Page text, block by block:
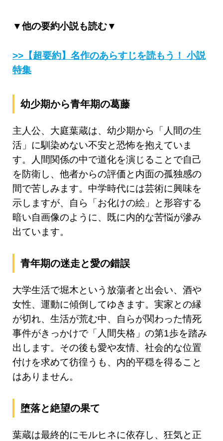
▼他の要約小説も読む▼
>>【超要約】名作のあらすじを読もう！ 小説
特集
幼少期から青年期の葛藤
主人公、大庭葉蔵は、幼少期から「人間の生
活」に馴染めない不安と恐怖を抱えていま
す。人間関係の中で道化を演じることで自己
を防衛し、他者からの評価と内面の孤独感の
間で苦しみます。中学時代には芸術に興味を
示しますが、自ら「お化けの絵」と形容する
暗い自画像のように、既に内的な苦悩が滲み
出ています。
青年期の迷走と愛の錯誤
大学生活で堀木という放蕩者と出会い、酒や
女性、運動に傾倒してゆきます。実家との縁
が切れ、生活が荒む中、自らが関わった情死
事件がきっかけで「人間失格」の第1歩を踏み
出します。その後も愛や友情、社会的な位置
付けを求めて彷徨うも、内的平穏を得ること
はありません。
堕落と絶望の果て
葉蔵は最終的にモルヒネに依存し、狂気と正